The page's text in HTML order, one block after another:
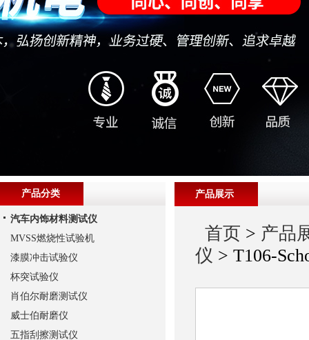
产品展示
首页 > 产品
仪 > T106-
产品分类
汽车内饰材料测试仪
MVSS燃烧性试验机
漆膜冲击试验仪
杯突试验仪
肖伯尔耐磨测试仪
威士伯耐磨仪
五指刮擦测试仪